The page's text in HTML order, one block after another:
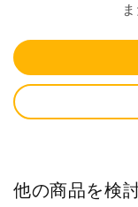
他の商品を検